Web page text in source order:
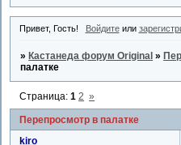
Привет, Гость! Войдитеили
» Кастанеда форум Original »
палатке
Перепросмотр в палатке
Страница:1 2 »
kiro